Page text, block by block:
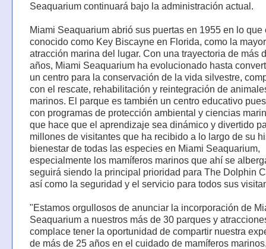
Seaquarium continuará bajo la administración actual.
Miami Seaquarium abrió sus puertas en 1955 en lo que
conocido como Key Biscayne en Florida, como la mayor
atracción marina del lugar. Con una trayectoria de más
años, Miami Seaquarium ha evolucionado hasta
un centro para la conservación de la vida silvestre,
con el rescate, rehabilitación y reintegración de
marinos. El parque es también un centro educativo
con programas de protección ambiental y ciencias
que hace que el aprendizaje sea dinámico y divertido
millones de visitantes que ha recibido a lo largo de su
bienestar de todas las especies en Miami Seaquarium,
especialmente los mamíferos marinos que ahí se
seguirá siendo la principal prioridad para The Dolphin
así como la seguridad y el servicio para todos sus
"Estamos orgullosos de anunciar la incorporación de
Seaquarium a nuestros más de 30 parques y
complace tener la oportunidad de compartir nuestra
de más de 25 años en el cuidado de mamíferos